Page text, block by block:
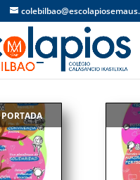
PORTADA